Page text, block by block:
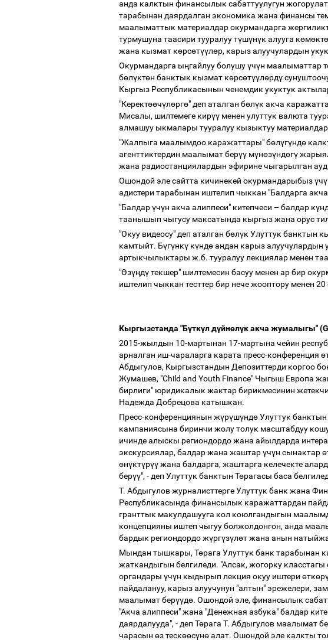
анда калктын финансылык сабаттуулугун
тарабынан даярдалган экономика жана финансы
маалыматтык материалдар окурмандарга
турмушуна таасири тууралуу түшүнүк алууга көмөктө
жана кызмат көрсөтүүлөр, карыз алуучулардын
Окурмандарга ыңгайлуу болушуүчүн маалыматтар
бөлүктөн банктык кызмат көрсөтүүлөрдү
Кыргыз Республикасынын ченемдик укуктук
"Керектөөчүлөргө" деп аталган бөлүк акча
Мисалы, шилтемеге кирүү менен улуттук валюта
алмашуу ыкмалары тууралуу кызыктуу
"Жалпыга маалымдоо каражаттары" бөлүгүндө
агенттиктердин маалымат берүү мүнөзүндөгү
жана радиостанциялардын эфирине чыгарылган
Ошондой эле сайтта кичинекей окурмандарыбызүчү
адистери тарабынан иштелип чыккан "Балдарга
"Балдарүчүн акча алиппеси" китепчеси – балдар күнд
таанышып чыгусу максатында кыргыз жана орус
"Окуу видеосу" деп аталган бөлүк Улуттук банктын
камтыйт. Бүгүнкү күндөандан карыз алуучулардын
артыкчылыктары ж.б. тууралуу лекциялар менен
"Өзүңдүтекшер" шилтемесин басуу менен ар бир
иштелип чыккан тесттер бир нече жооптору менен
Кыргызстанда "Бүткүл дүйнөлүк акча жумалыгы"
2015-жылдын 10-мартынан 17-мартына чейин
арналган иш-чараларга карата пресс-конференция ө
Абдыгулов, Кыргызстандын Депозиттерди коргоо
Жумашев, "Child and Youth Finance" Чыгыш Европа
бирлиги" юридикалык жактар бирикмесинин
Надежда Добрецова катышкан.
Пресс-конференциянын жүрүшүндөУлуттук банктын
кампаниясына биринчи жолу толук масштабдуу
ичинде алыскы региондордо жана айылдарда
экскурсиялар, балдар жана жаштарүчүн сынактарө
өнүктүрүүжана балдарга, жаштарга келечекте
берүү", - деп Улуттук банктын Төрагасы баса
Т. Абдыгулов журналисттерге Улуттук банк жана
Республикасында финансылык каражаттардан
гранттык макулдашууга кол коюлгандыгын
концепцияны иштеп чыгуу болжолдонгон, анда
бардык региондордо жүргүзүлөт жана анын
Мындан тышкары, Төрага Улуттук банк тарабынан
жаткандыгын белгиледи. "Алсак, жогорку класстагы
органдары үчүн кыдырып лекция окуу иштери өткөр
пайдалануу, карыз алуучунун "алтын" эрежелери,
маалымат берүүдө. Ошондой эле, финансылык
"Акча алиппеси" жана "Денежная азбука" балдар
даярдалууда", - деп Төрага Т. Абдыгулов маалымат
чарасын өз тескөөсүнөалат. Ошондой эле калкты